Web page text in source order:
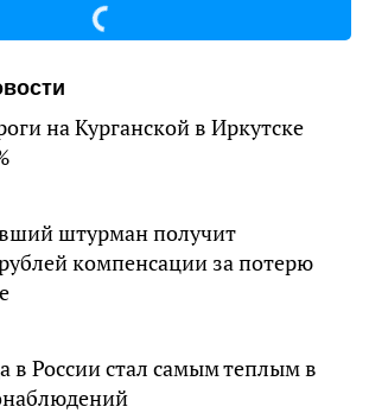
на Курганской в Иркутске
штурман получит
компенсации за потерю
в России стал самым теплым в